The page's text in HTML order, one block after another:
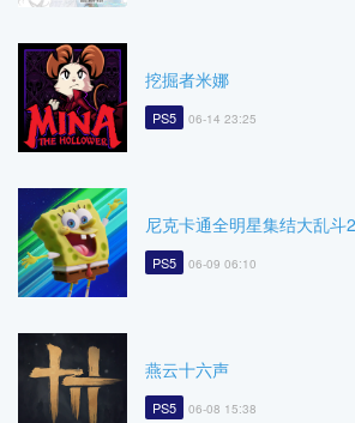
挖掘者米娜
PS5 06-14 23:25
尼克卡通全明星集结大乱斗2
PS5 06-09 06:10
燕云十六声
PS5 06-08 15:38